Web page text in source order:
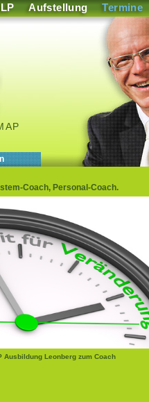
Aufstellung Termine
Coach, Personal-Coach.
Ausbildung Leonberg zum Coach